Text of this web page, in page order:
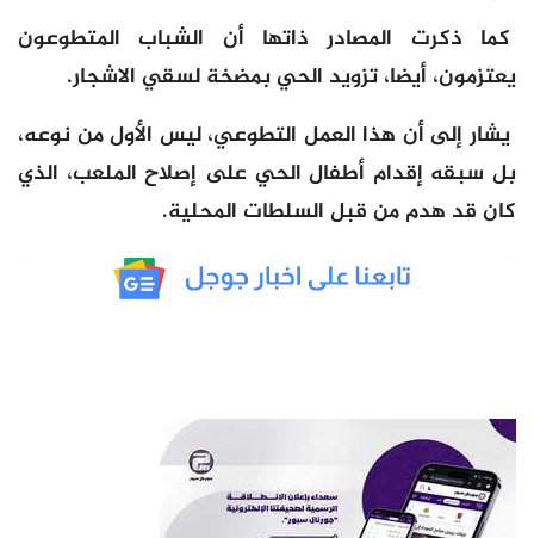
كما ذكرت المصادر ذاتها أن الشباب المتطوعون
يعتزمون، أيضا، تزويد الحي بمضخة لسقي الاشجار.
يشار إلى أن هذا العمل التطوعي، ليس الأول من نوعه،
بل سبقه إقدام أطفال الحي على إصلاح الملعب، الذي
كان قد هدم من قبل السلطات المحلية.